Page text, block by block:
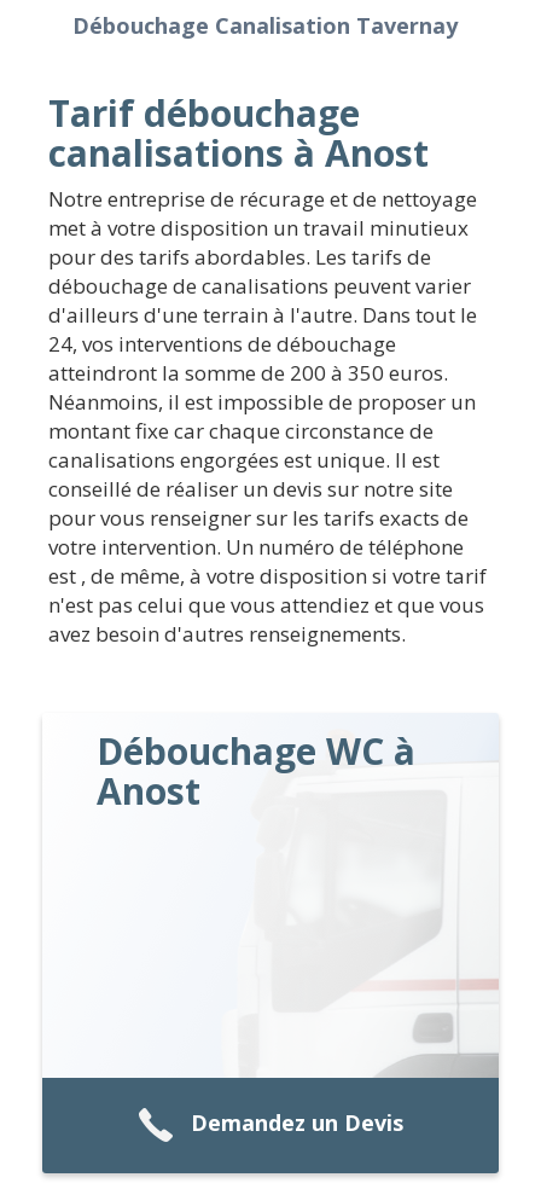
Débouchage Canalisation Tavernay
Tarif débouchage
canalisations à Anost
Notre entreprise de récurage et de nettoyage
met à votre disposition un travail minutieux
pour des tarifs abordables. Les tarifs de
débouchage de canalisations peuvent varier
d'ailleurs d'une terrain à l'autre. Dans tout le
24, vos interventions de débouchage
atteindront la somme de 200 à 350 euros.
Néanmoins, il est impossible de proposer un
montant fixe car chaque circonstance de
canalisations engorgées est unique. Il est
conseillé de réaliser un devis sur notre site
pour vous renseigner sur les tarifs exacts de
votre intervention. Un numéro de téléphone
est , de même, à votre disposition si votre tarif
n'est pas celui que vous attendiez et que vous
avez besoin d'autres renseignements.
Débouchage WC à
Anost
Demandez un Devis